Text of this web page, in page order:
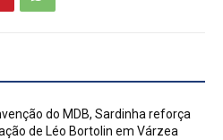
do MDB, Sardinha reforça
de Léo Bortolin em Várzea